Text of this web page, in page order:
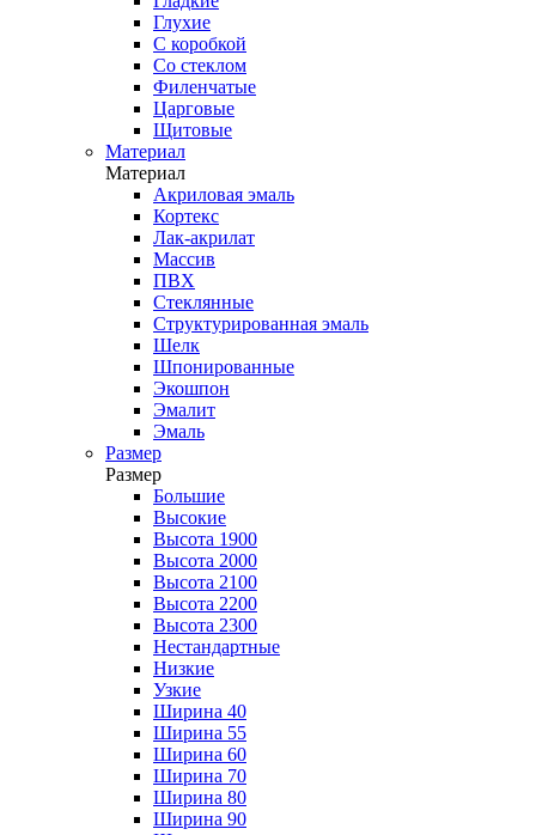
Глухие
С коробкой
Со стеклом
Филенчатые
Царговые
Щитовые
Материал
Материал
Акриловая эмаль
Кортекс
Лак-акрилат
Массив
ПВХ
Стеклянные
Структурированная эмаль
Шелк
Шпонированные
Экошпон
Эмалит
Эмаль
Размер
Размер
Большие
Высокие
Высота 1900
Высота 2000
Высота 2100
Высота 2200
Высота 2300
Нестандартные
Низкие
Узкие
Ширина 40
Ширина 55
Ширина 60
Ширина 70
Ширина 80
Ширина 90